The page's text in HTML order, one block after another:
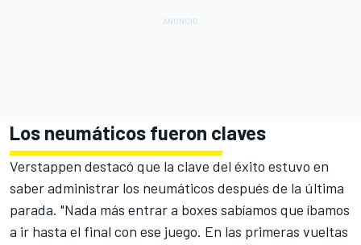
Los neumáticos fueron claves
Verstappen destacó que la clave del éxito estuvo en
saber administrar los neumáticos después de la última
parada. "Nada más entrar a boxes sabíamos que íbamos
a ir hasta el final con ese juego. En las primeras vueltas